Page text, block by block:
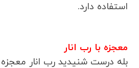
استفاده دارد.
معجزه با رب انار
بله درست شنیدید رب انار معجزه